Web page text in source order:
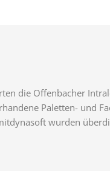
die Offenbacher
Paletten- und
wurden